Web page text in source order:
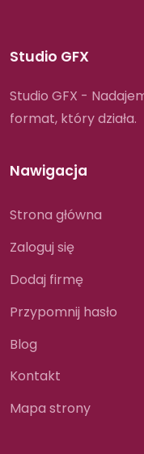
Studio GFX
Studio GFX -
format, który działa.
Nawigacja
Strona główna
Zaloguj się
Dodaj firmę
Przypomnij hasło
Blog
Kontakt
Mapa strony